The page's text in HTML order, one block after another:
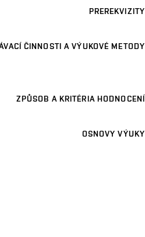
PREREKVIZITY
ČINNOSTI A VÝUKOVÉ METODY
ZPŮSOB A KRITÉRIA HODNOCENÍ
OSNOVY VÝUKY